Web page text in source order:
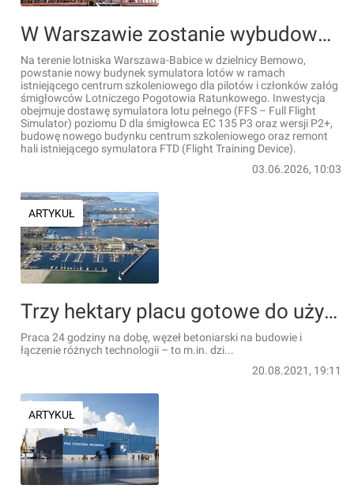
W Warszawie zostanie wybudowane centrum szkolenia pilotów i załóg HEMS
Na terenie lotniska Warszawa-Babice w dzielnicy Bemowo,
powstanie nowy budynek symulatora lotów w ramach
istniejącego centrum szkoleniowego dla pilotów i członków załóg
śmigłowców Lotniczego Pogotowia Ratunkowego. Inwestycja
obejmuje dostawę symulatora lotu pełnego (FFS – Full Flight
Simulator) poziomu D dla śmigłowca EC 135 P3 oraz wersji P2+,
budowę nowego budynku centrum szkoleniowego oraz remont
hali istniejącego symulatora FTD (Flight Training Device).
03.06.2026, 10:03
ARTYKUŁ
Trzy hektary placu gotowe do użytkowania w Porcie Gdynia rok przed czasem [FILM]
Praca 24 godziny na dobę, węzeł betoniarski na budowie i
łączenie różnych technologii – to m.in. dzi...
20.08.2021, 19:11
ARTYKUŁ